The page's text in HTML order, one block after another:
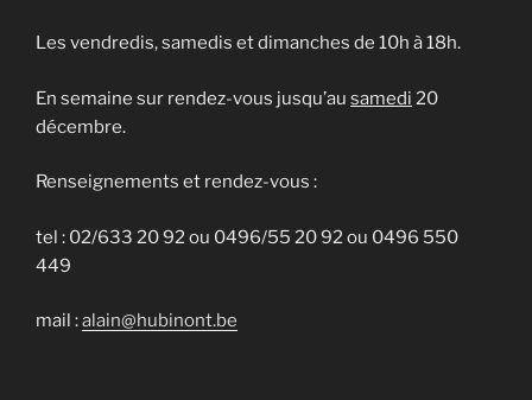
Les vendredis, samedis et dimanches de 10h à 18h.
En semaine sur rendez-vous jusqu’au samedi 20
décembre.
Renseignements et rendez-vous :
tel : 02/633 20 92 ou 0496/55 20 92 ou 0496 550
449
mail :alain@hubinont.be